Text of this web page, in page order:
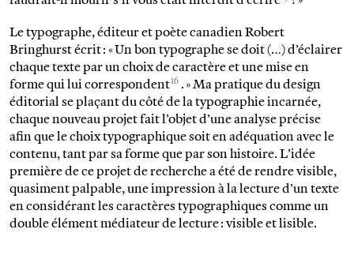
Le typographe, éditeur et poète canadien Robert
Bringhurst écrit : « Un bon typographe se doit (…) d’éclairer
chaque texte par un choix de caractère et une mise en
forme qui lui correspondent16 . » Ma pratique du design
éditorial se plaçant du côté de la typographie incarnée,
chaque nouveau projet fait l’objet d’une analyse précise
afin que le choix typographique soit en adéquation avec le
contenu, tant par sa forme que par son histoire. L’idée
première de ce projet de recherche a été de rendre visible,
quasiment palpable, une impression à la lecture d’un texte
en considérant les caractères typographiques comme un
double élément médiateur de lecture : visible et lisible.